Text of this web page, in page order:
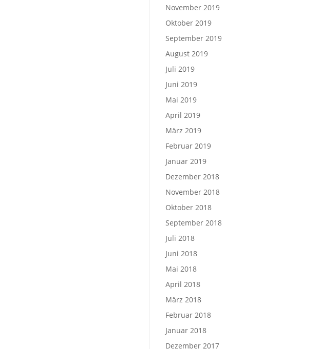
November 2019
Oktober 2019
September 2019
August 2019
Juli 2019
Juni 2019
Mai 2019
April 2019
März 2019
Februar 2019
Januar 2019
Dezember 2018
November 2018
Oktober 2018
September 2018
Juli 2018
Juni 2018
Mai 2018
April 2018
März 2018
Februar 2018
Januar 2018
Dezember 2017